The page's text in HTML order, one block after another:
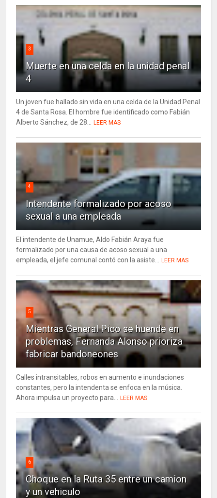
3
Muerte en una celda en la unidad penal
4
Un joven fue hallado sin vida en una celda de la Unidad Penal
4 de Santa Rosa. El hombre fue identificado como Fabián
Alberto Sánchez, de 28...
LEER MAS
4
Intendente formalizado por acoso
sexual a una empleada
El intendente de Unamue, Aldo Fabián Araya fue
formalizado por una causa de acoso sexual a una
empleada, el jefe comunal contó con la asiste...
LEER MAS
5
Mientras General Pico se huende en
problemas, Fernanda Alonso prioriza
fabricar bandoneones
Calles intransitables, robos en aumento e inundaciones
constantes, pero la intendenta se enfoca en la música.
Ahora impulsa un proyecto para...
LEER MAS
6
Choque en la Ruta 35 entre un camion
y un vehiculo